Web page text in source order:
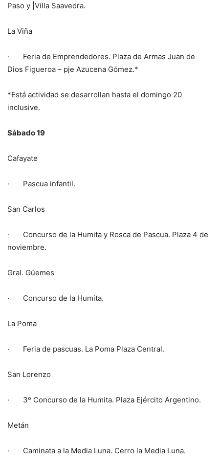
Paso y |Villa Saavedra.
La Viña
· Feria de Emprendedores. Plaza de Armas Juan de
Dios Figueroa – pje Azucena Gómez.*
*Está actividad se desarrollan hasta el domingo 20
inclusive.
Sábado 19
Cafayate
· Pascua infantil.
San Carlos
· Concurso de la Humita y Rosca de Pascua. Plaza 4 de
noviembre.
Gral. Güemes
· Concurso de la Humita.
La Poma
· Feria de pascuas. La Poma Plaza Central.
San Lorenzo
· 3º Concurso de la Humita. Plaza Ejército Argentino.
Metán
· Caminata a la Media Luna. Cerro la Media Luna.